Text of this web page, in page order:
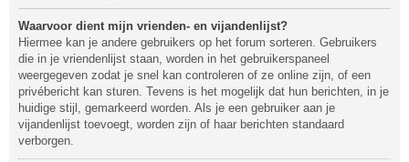
Waarvoor dient mijn vrienden- en vijandenlijst?
Hiermee kan je andere gebruikers op het forum sorteren. Gebruikers
die in je vriendenlijst staan, worden in het gebruikerspaneel
weergegeven zodat je snel kan controleren of ze online zijn, of een
privébericht kan sturen. Tevens is het mogelijk dat hun berichten, in je
huidige stijl, gemarkeerd worden. Als je een gebruiker aan je
vijandenlijst toevoegt, worden zijn of haar berichten standaard
verborgen.